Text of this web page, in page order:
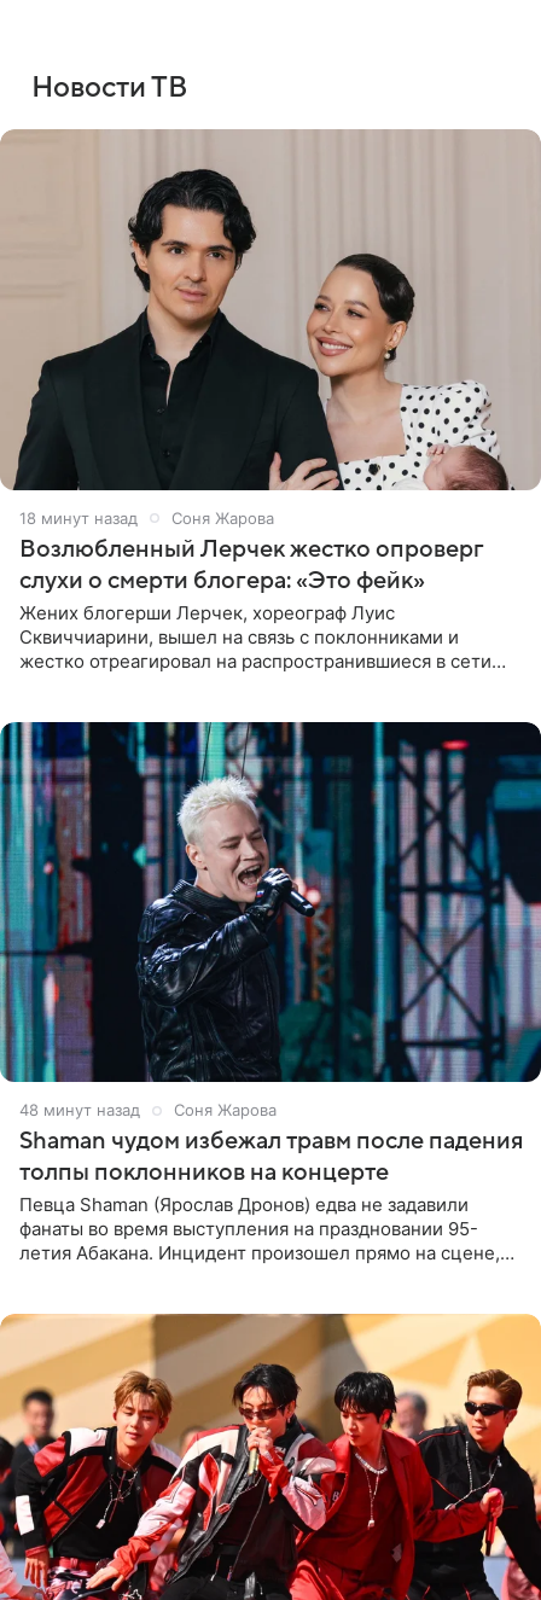
Новости ТВ
18 минут назад Соня Жарова
Возлюбленный Лерчек жестко опроверг
слухи о смерти блогера: «Это фейк»
Жених блогерши Лерчек, хореограф Луис
Сквиччиарини, вышел на связь с поклонниками и
жестко отреагировал на распространившиеся в сети
48 минут назад Соня Жарова
Shaman чудом избежал травм после падения
толпы поклонников на концерте
Певца Shaman (Ярослав Дронов) едва не задавили
фанаты во время выступления на праздновании 95-
летия Абакана. Инцидент произошел прямо на сцене,